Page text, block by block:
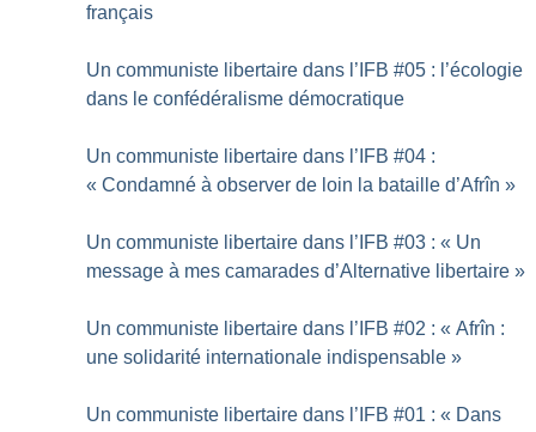
français
Un communiste libertaire dans l’IFB #05 : l’écologie
dans le confédéralisme démocratique
Un communiste libertaire dans l’IFB #04 :
« Condamné à observer de loin la bataille d’Afrîn »
Un communiste libertaire dans l’IFB #03 : « Un
message à mes camarades d’Alternative libertaire »
Un communiste libertaire dans l’IFB #02 : « Afrîn :
une solidarité internationale indispensable »
Un communiste libertaire dans l’IFB #01 : « Dans